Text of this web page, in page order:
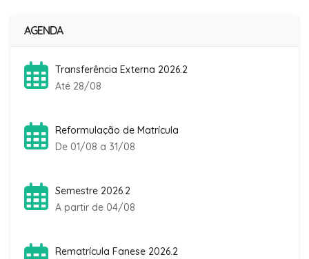
AGENDA
Transferência Externa 2026.2
Até 28/08
Reformulação de Matrícula
De 01/08 a 31/08
Semestre 2026.2
A partir de 04/08
Rematrícula Fanese 2026.2